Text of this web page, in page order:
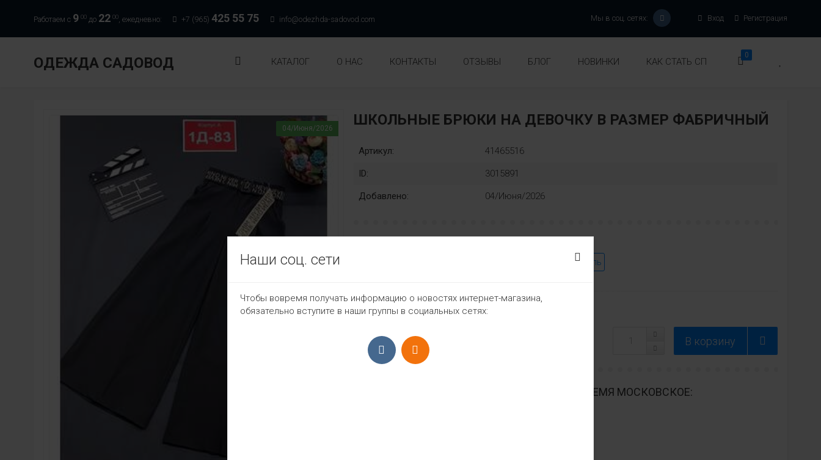
Работаем с 9 00 до 22 00, ежедневно: +7 (965) 425 55 75 info@odezhda-sadovod.com Вход Регистрация
Мы в соц. сетях:
ОДЕЖДА САДОВОД КАТАЛОГ О НАС КОНТАКТЫ ОТЗЫВЫ БЛОГ НОВИНКИ КАК СТАТЬ СП
0
04/Июня/2026 ШКОЛЬНЫЕ БРЮКИ НА ДЕВОЧКУ В РАЗМЕР ФАБРИЧНЫЙ
Артикул: 41465516
ID: 3015891
Добавлено: 04/Июня/2026
Модель
864₽
ПРИЁМ ЗАКАЗОВ С 9:00-22:00, ЕЖЕДНЕВНО ВРЕМЯ МОСКОВСКОЕ:
Наши соц. сети
Чтобы вовремя получать информацию о новостях интернет-магазина,
обязательно вступите в наши группы в социальных сетях: